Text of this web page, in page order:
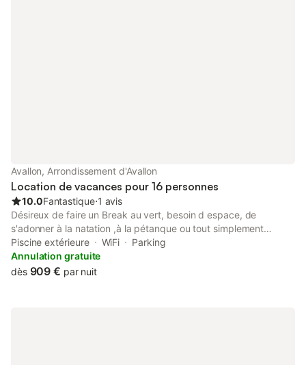
Avallon, Arrondissement d'Avallon
Location de vacances pour 16 personnes
10.0Fantastique⋅1 avis
Désireux de faire un Break au vert, besoin d espace, de
s'adonner à la natation ,à la pétanque ou tout simplement
profiter du calme après une marche une balade à vélo dans les
bois… Vous pouvez aussi ....être séduit par le sport mécanique,
effectuer une randonnée en quad ou buggy (nous consulter). Au
Piscine extérieure WiFi
Parking
Annulation gratuite
dès 909 € par nuit